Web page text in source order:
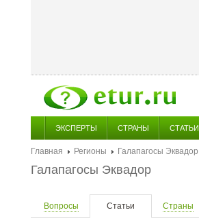
ЭКСПЕРТЫ СТРАНЫ СТАТЬИ
Главная Регионы
Галапагосы Эквадор
Галапагосы Эквадор
Вопросы Статьи Страны